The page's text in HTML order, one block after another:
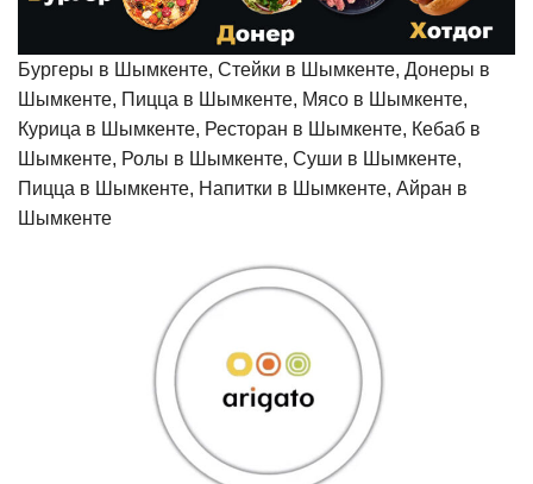
Бургеры в Шымкенте, Стейки в Шымкенте, Донеры в
Шымкенте, Пицца в Шымкенте, Мясо в Шымкенте,
Курица в Шымкенте, Ресторан в Шымкенте, Кебаб в
Шымкенте, Ролы в Шымкенте, Суши в Шымкенте,
Пицца в Шымкенте, Напитки в Шымкенте, Айран в
Шымкенте